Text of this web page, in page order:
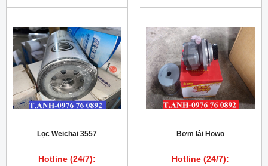
Lọc Weichai 3557
Hotline (24/7):
Bơm lái Howo
Hotline (24/7):